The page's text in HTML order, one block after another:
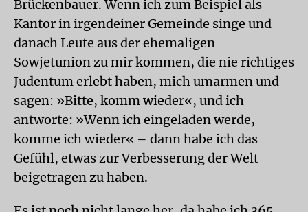
Brückenbauer. Wenn ich zum Beispiel als
Kantor in irgendeiner Gemeinde singe und
danach Leute aus der ehemaligen
Sowjetunion zu mir kommen, die nie richtiges
Judentum erlebt haben, mich umarmen und
sagen: »Bitte, komm wieder«, und ich
antworte: »Wenn ich eingeladen werde,
komme ich wieder« – dann habe ich das
Gefühl, etwas zur Verbesserung der Welt
beigetragen zu haben.